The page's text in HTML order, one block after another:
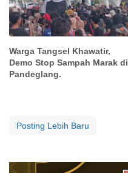
Warga Tangsel Khawatir,
Demo Stop Sampah Marak di
Pandeglang.
Posting Lebih Baru